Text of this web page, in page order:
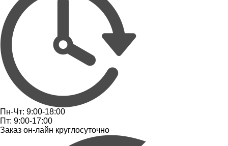
Пн-Чт: 9:00-18:00
Пт: 9:00-17:00
Заказ он-лайн круглосуточно